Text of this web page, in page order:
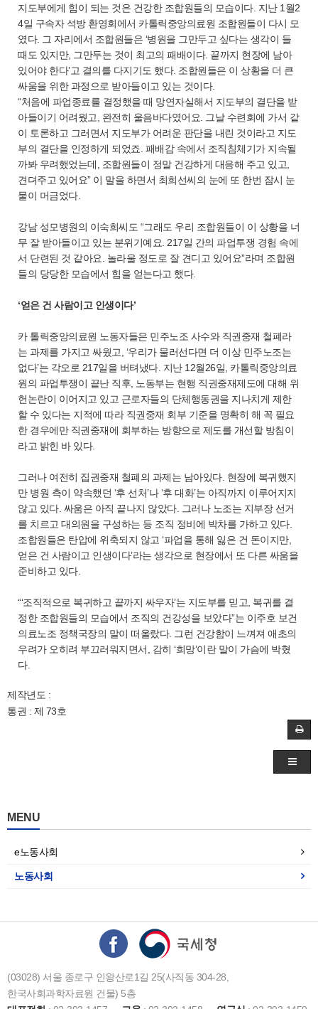
지도부에게 힘이 되는 것은 건강한 조합원들의 모습이다. 지난 1월2
4일 구속자 석방 환영회에서 카톨릭중앙의료원 조합원들이 다시 모
였다. 그 자리에서 조합원들은 ‘병원을 그만두고 싶다는 생각이 들
때도 있지만, 그만두는 것이 최고의 패배이다. 끝까지 현장에 남아
있어야 한다’고 결의를 다지기도 했다. 조합원들은 이 상황을 더 큰
싸움을 위한 과정으로 받아들이고 있는 것이다.
“처음에 파업종료를 결정했을 때 망연자실해서 지도부의 결단을 받
아들이기 어려웠고, 완전히 울음바다였어요. 그날 수련회에 가서 같
이 토론하고 그러면서 지도부가 어려운 판단을 내린 것이라고 지도
부의 결단을 인정하게 되었죠. 패배감 속에서 조직침체기가 지속될
까봐 우려했었는데, 조합원들이 정말 건강하게 대응해 주고 있고,
견뎌주고 있어요” 이 말을 하면서 최희선씨의 눈에 또 한번 잠시 눈
물이 머금었다.
강남 성모병원의 이숙희씨도 “그래도 우리 조합원들이 이 상황을 너
무 잘 받아들이고 있는 분위기예요. 217일 간의 파업투쟁 경험 속에
서 단련된 것 같아요. 놀라울 정도로 잘 견디고 있어요”라며 조합원
들의 당당한 모습에서 힘을 얻는다고 했다.
‘얻은 건 사람이고 인생이다’
카 톨릭중앙의료원 노동자들은 민주노조 사수와 직권중재 철폐라
는 과제를 가지고 싸웠고, ‘우리가 물러선다면 더 이상 민주노조는
없다’는 각오로 217일을 버텨냈다. 지난 12월26일, 카톨릭중앙의료
원의 파업투쟁이 끝난 직후, 노동부는 현행 직권중재제도에 대해 위
헌논란이 이어지고 있고 근로자들의 단체행동권을 지나치게 제한
할 수 있다는 지적에 따라 직권중재 회부 기준을 명확히 해 꼭 필요
한 경우에만 직권중재에 회부하는 방향으로 제도를 개선할 방침이
라고 밝힌 바 있다.
그러나 여전히 집권중재 철폐의 과제는 남아있다. 현장에 복귀했지
만 병원 측이 약속했던 ‘후 선처’나 ‘후 대화’는 아직까지 이루어지지
않고 있다. 싸움은 아직 끝나지 않았다. 그러나 노조는 지부장 선거
를 치르고 대의원을 구성하는 등 조직 정비에 박차를 가하고 있다.
조합원들은 탄압에 위축되지 않고 ‘파업을 통해 잃은 건 돈이지만,
얻은 건 사람이고 인생이다’라는 생각으로 현장에서 또 다른 싸움을
준비하고 있다.
“‘조직적으로 복귀하고 끝까지 싸우자’는 지도부를 믿고, 복귀를 결
정한 조합원들의 모습에서 조직의 건강성을 보았다”는 이주호 보건
의료노조 정책국장의 말이 떠올랐다. 그런 건강함이 느껴져 애초의
우려가 오히려 부끄러워지면서, 감히 ‘희망’이란 말이 가슴에 박혔
다.
제작년도 :
통권 : 제 73호
MENU
e노동사회
노동사회
(03028) 서울 종로구 인왕산로1길 25(사직동 304-28,
한국사회과학자료원 건물) 5층